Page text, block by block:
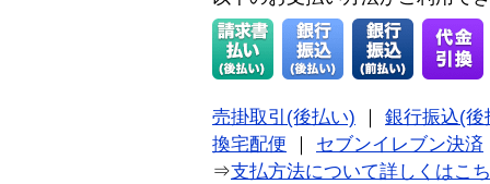
売掛取引(後払い)
銀行振込(後
換宅配便
セブンイレブン決済
⇒支払方法について詳しくはこ